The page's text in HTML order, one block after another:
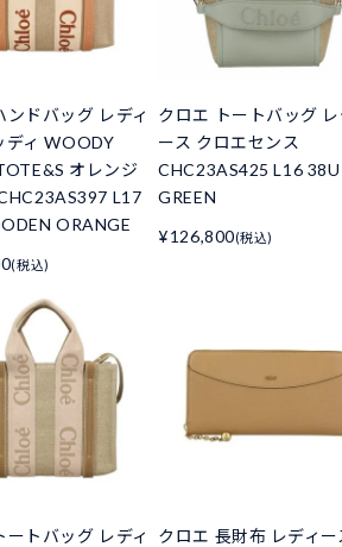
ンドバッグ レディ
ディ WOODY
オレンジ
L17
ORANGE
(税込)
クロエ トートバッグ レ
ース クロエセンス
CHC23AS425 L16 38U
GREEN
¥126,800(税込)
ートバッグ レディ
クロエ 長財布 レディー